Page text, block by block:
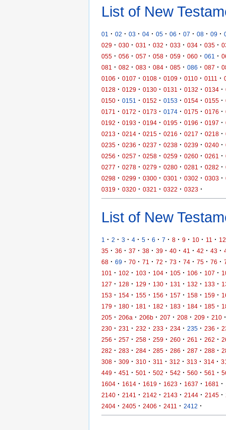
List of New
01 · 02 · 03 · 04 · 05 · 06 · 07 · 08 · 09 ·
029 · 030 · 031 · 032 · 033 · 034 · 035 ·
055 · 056 · 057 · 058 · 059 · 060 · 061 ·
081
· 082 · 083 · 084 · 085 · 086 · 087 ·
0106 · 0107 · 0108 · 0109 · 0110 · 0111 ·
0128 · 0129 · 0130 · 0131 · 0132 · 0134 ·
0150 · 0151 · 0152 · 0153 · 0154 · 0155 ·
0171
· 0172 · 0173 · 0174 · 0175 · 0176 ·
0192 · 0193 · 0194 · 0195 · 0196 · 0197 ·
0213 · 0214 · 0215 · 0216 · 0217 · 0218 ·
0235 · 0236 · 0237 · 0238 · 0239 · 0240 ·
0256 · 0257 · 0258 · 0259 · 0260 · 0261 ·
0277 · 0278 · 0279 · 0280 · 0281 · 0282 ·
0298 · 0299 · 0300 · 0301 · 0302 · 0303 ·
0319 · 0320 · 0321 · 0322 · 0323 ·
List of New
1 · 2 · 3 · 4 · 5 · 6 · 7 · 8 · 9 · 10 · 11 · 12
35 · 36 · 37 · 38 · 39 · 40 · 41 · 42 · 43 ·
68 · 69 · 70 · 71 · 72 · 73 · 74 · 75 · 76 ·
101
· 102 · 103 · 104 · 105 · 106 · 107 ·
127 · 128 · 129 · 130 · 131 · 132 · 133 ·
153 · 154 · 155 · 156 · 157 · 158 · 159 ·
179 · 180 · 181 · 182 · 183 · 184 · 185 ·
205 · 206a · 206b · 207 · 208 · 209 · 210 ·
230 · 231 · 232 · 233 · 234 · 235 · 236 ·
256 · 257 · 258 · 259 · 260 · 261 · 262 ·
282 · 283 · 284 · 285 · 286 · 287 · 288 ·
308 · 309 · 310 · 311 · 312 · 313 · 314 ·
449 · 451 · 501 · 502 · 542 · 560 · 561 ·
1604 · 1614 · 1619 · 1623 · 1637 · 1681 ·
2140 · 2141 · 2142 · 2143 · 2144 · 2145 ·
2404 · 2405 · 2406 · 2411 · 2412 ·